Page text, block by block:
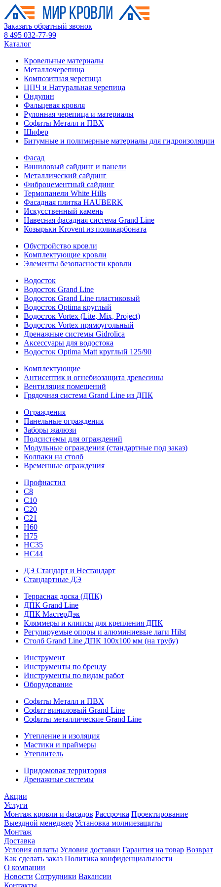
Заказать обратный звонок
8 495 032-77-99
Каталог
Кровельные материалы
Металлочерепица
Композитная черепица
ЦПЧ и Натуральная черепица
Ондулин
Фальцевая кровля
Рулонная черепица и материалы
Софиты Металл и ПВХ
Шифер
Битумные и полимерные материалы для гидроизоляции
Фасад
Виниловый сайдинг и панели
Металлический сайдинг
Фиброцементный сайдинг
Термопанели White Hills
Фасадная плитка HAUBERK
Искусственный камень
Навесная фасадная система Grand Line
Козырьки Krovent из поликарбоната
Обустройство кровли
Комплектующие кровли
Элементы безопасности кровли
Водосток
Водосток Grand Line
Водосток Grand Line пластиковый
Водосток Optima круглый
Водосток Vortex (Lite, Mix, Project)
Водосток Vortex прямоугольный
Дренажные системы Gidrolica
Аксессуары для водостока
Водосток Optima Matt круглый 125/90
Комплектующие
Антисептик и огнебиозащита древесины
Вентиляция помещений
Грядочная система Grand Line из ДПК
Ограждения
Панельные ограждения
Заборы жалюзи
Подсистемы для ограждений
Модульные ограждения (стандартные под заказ)
Колпаки на столб
Временные ограждения
Профнастил
С8
С10
С20
С21
H60
H75
HС35
НС44
ДЭ Стандарт и Нестандарт
Стандартные ДЭ
Террасная доска (ДПК)
ДПК Grand Line
ДПК МастерДэк
Кляммеры и клипсы для крепления ДПК
Регулируемые опоры и алюминиевые лаги Hilst
Столб Grand Line ДПК 100х100 мм (на трубу)
Инструмент
Инструменты по бренду
Инструменты по видам работ
Оборудование
Софиты Металл и ПВХ
Софит виниловый Grand Line
Софиты металлические Grand Line
Утепление и изоляция
Мастики и праймеры
Утеплитель
Придомовая территория
Дренажные системы
Акции
Услуги
Монтаж кровли и фасадов Рассрочка Проектирование
Выездной менеджер Установка молниезащиты
Монтаж
Доставка
Условия оплаты Условия доставки Гарантия на товар Возврат
Как сделать заказ Политика конфиденциальности
О компании
Новости Сотрудники Вакансии
Контакты